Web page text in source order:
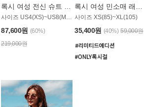
87,600원 (60%)
219,000원
사이즈 XS(85)~XL(105)
35,400원 (40%) 59,000원